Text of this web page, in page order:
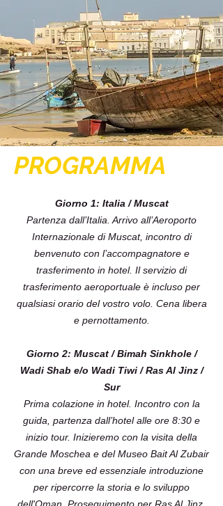
PROGRAMMA
Giorno 1: Italia / Muscat
Partenza dall’Italia. Arrivo all’Aeroporto
Internazionale di Muscat, incontro di
benvenuto con l’accompagnatore e
trasferimento in hotel. Il servizio di
trasferimento aeroportuale è incluso per
qualsiasi orario del vostro volo. Cena libera
e pernottamento.
Giorno 2: Muscat / Bimah Sinkhole /
Wadi Shab e/o Wadi Tiwi / Ras Al Jinz /
Sur
Prima colazione in hotel. Incontro con la
guida, partenza dall’hotel alle ore 8:30 e
inizio tour. Inizieremo con la visita della
Grande Moschea e del Museo Bait Al Zubair
con una breve ed essenziale introduzione
per ripercorre la storia e lo sviluppo